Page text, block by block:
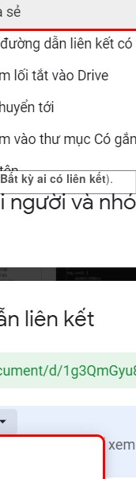
Bất kỳ ai có liên kết).